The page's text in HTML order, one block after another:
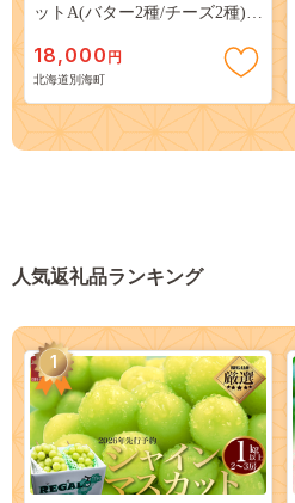
ットA(バター2種/チーズ2種)
品詰め合わせ 乳製品詰合せ 詰
合せ 北海道 北海道産 ）
18,000 円
北海道別海町
人気返礼品ランキング
1